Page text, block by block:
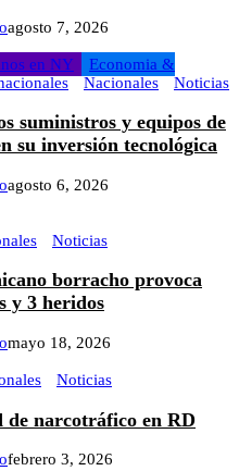
agosto 7, 2026
en NY
Economia &
Nacionales Noticias
suministros y equipos de
su inversión tecnológica
agosto 6, 2026
Noticias
borracho provoca
y 3 heridos
mayo 18, 2026
Noticias
de narcotráfico en RD
febrero 3, 2026